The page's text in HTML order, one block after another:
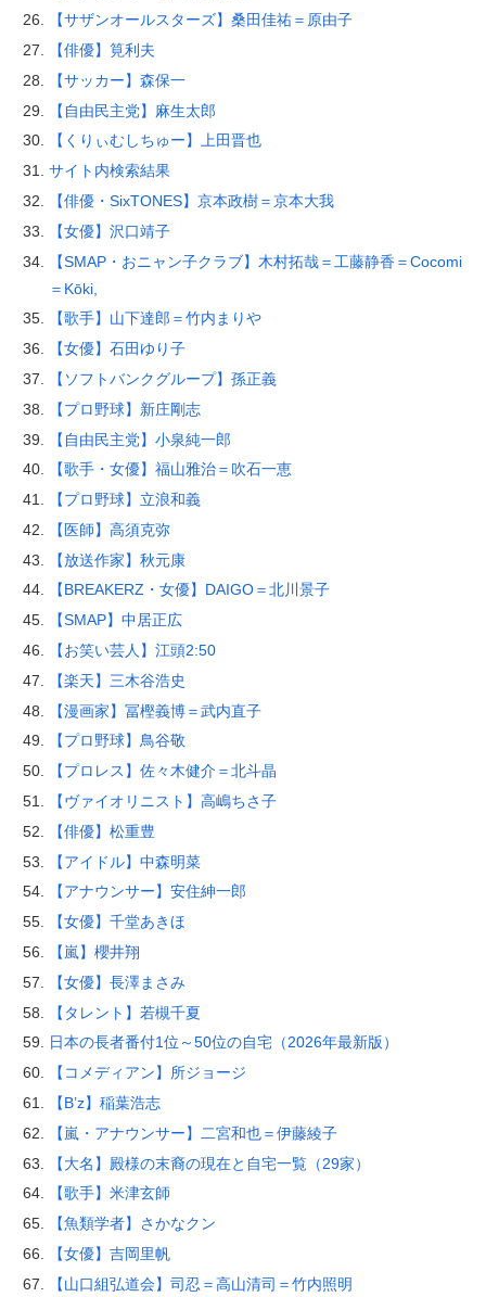
【サザンオールスターズ】桑田佳祐＝原由子
【俳優】筧利夫
【サッカー】森保一
【自由民主党】麻生太郎
【くりぃむしちゅー】上田晋也
サイト内検索結果
【俳優・SixTONES】京本政樹＝京本大我
【女優】沢口靖子
【SMAP・おニャン子クラブ】木村拓哉＝工藤静香＝Cocomi
＝Kōki,
【歌手】山下達郎＝竹内まりや
【女優】石田ゆり子
【ソフトバンクグループ】孫正義
【プロ野球】新庄剛志
【自由民主党】小泉純一郎
【歌手・女優】福山雅治＝吹石一恵
【プロ野球】立浪和義
【医師】高須克弥
【放送作家】秋元康
【BREAKERZ・女優】DAIGO＝北川景子
【SMAP】中居正広
【お笑い芸人】江頭2:50
【楽天】三木谷浩史
【漫画家】冨樫義博＝武内直子
【プロ野球】鳥谷敬
【プロレス】佐々木健介＝北斗晶
【ヴァイオリニスト】高嶋ちさ子
【俳優】松重豊
【アイドル】中森明菜
【アナウンサー】安住紳一郎
【女優】千堂あきほ
【嵐】櫻井翔
【女優】長澤まさみ
【タレント】若槻千夏
日本の長者番付1位～50位の自宅（2026年最新版）
【コメディアン】所ジョージ
【B’z】稲葉浩志
【嵐・アナウンサー】二宮和也＝伊藤綾子
【大名】殿様の末裔の現在と自宅一覧（29家）
【歌手】米津玄師
【魚類学者】さかなクン
【女優】吉岡里帆
【山口組弘道会】司忍＝高山清司＝竹内照明